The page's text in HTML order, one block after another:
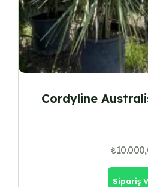
Cordyline
₺
Sipariş